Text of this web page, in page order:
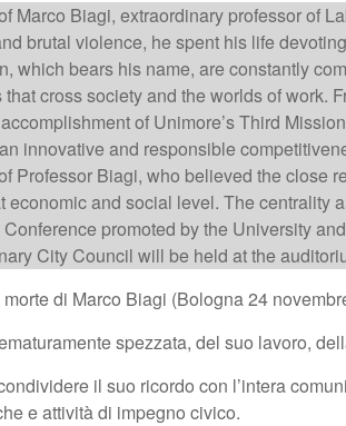
Marco Biagi, extraordinary professor of
brutal violence, he spent his life
which bears his name, are constantly
cross society and the worlds of
of Unimore’s Third
innovative and responsible
Professor Biagi, who believed the
and social level. The
promoted by the University
City Council will be held at the
di Marco Biagi (Bologna 24
spezzata, del suo lavoro,
il suo ricordo con l’intera
e attività di impegno civico.